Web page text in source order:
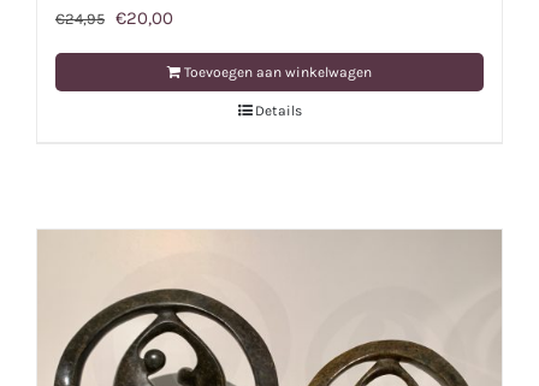
€24,95 Oorspronkelijke
prijs
€20,00
prijs
is:
Toevoegen aan winkelwagen
Details